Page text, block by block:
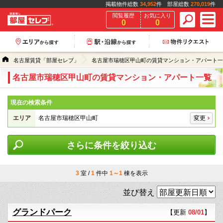
掲載物件総数 34,952件 部屋総数 270,019件
閲覧履歴
0
お気に入り
0
名古屋賃貸「部屋セレブ」 名古屋市瑞穂区甲山町の賃貸マンション・アパート
名古屋市瑞穂区甲山町の賃貸マンション・アパート一覧
現在の検索条件
エリア 名古屋市瑞穂区甲山町 変更
さらに条件を絞り込む
3室 /1件中 1～1棟を表示
並び替え
グランドパーク 【更新 08/01】